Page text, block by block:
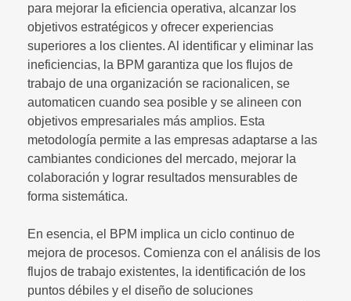
para mejorar la eficiencia operativa, alcanzar los
objetivos estratégicos y ofrecer experiencias
superiores a los clientes. Al identificar y eliminar las
ineficiencias, la BPM garantiza que los flujos de
trabajo de una organización se racionalicen, se
automaticen cuando sea posible y se alineen con
objetivos empresariales más amplios. Esta
metodología permite a las empresas adaptarse a las
cambiantes condiciones del mercado, mejorar la
colaboración y lograr resultados mensurables de
forma sistemática.
En esencia, el BPM implica un ciclo continuo de
mejora de procesos. Comienza con el análisis de los
flujos de trabajo existentes, la identificación de los
puntos débiles y el diseño de soluciones